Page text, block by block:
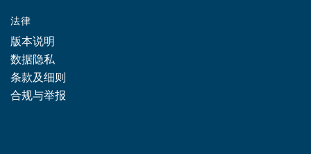
法律
版本说明
数据隐私
条款及细则
合规与举报